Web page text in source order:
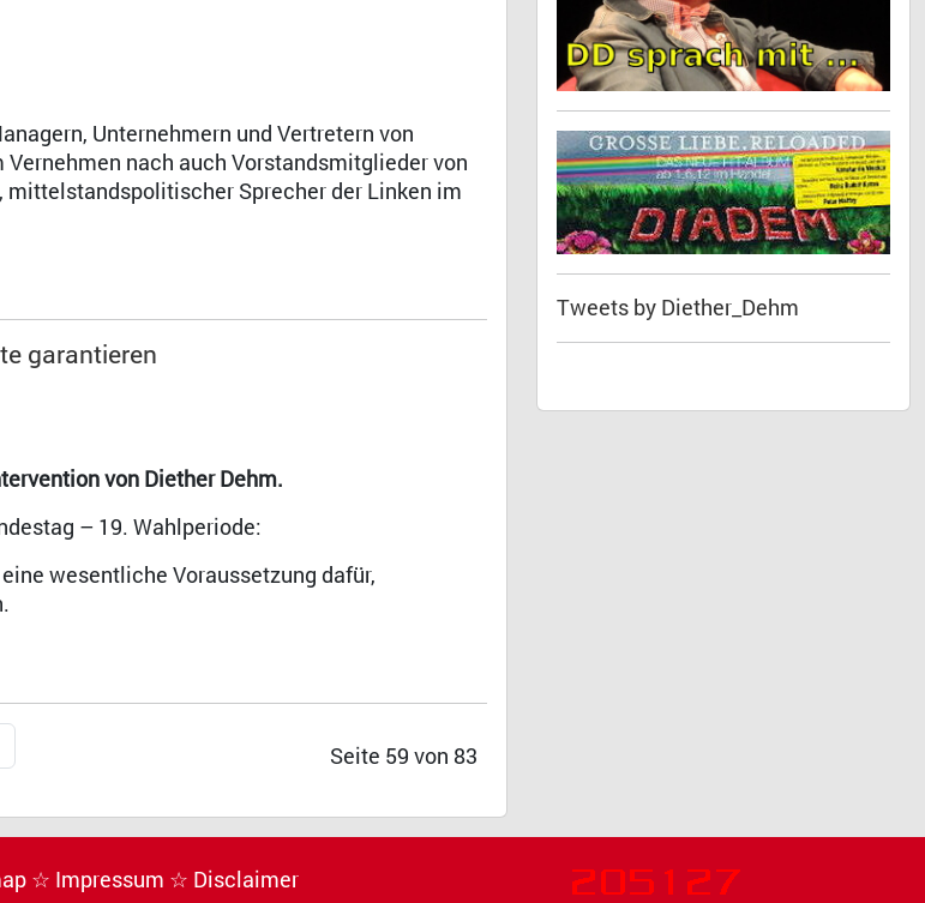
Unternehmern und Vertretern von
nach auch Vorstandsmitglieder von
mittelstandspolitischer Sprecher der Linken im
garantieren
von Diether Dehm.
– 19. Wahlperiode:
wesentliche Voraussetzung dafür,
Seite 59 von 83
Tweets by Diether_Dehm
☆ Impressum ☆ Disclaimer